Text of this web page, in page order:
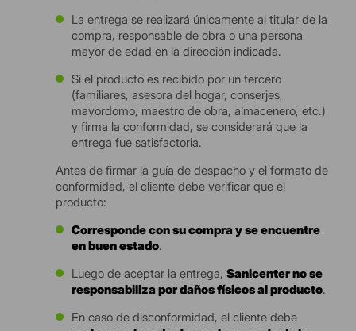
La entrega se realizará únicamente al titular de la
compra, responsable de obra o una persona
mayor de edad en la dirección indicada.
Si el producto es recibido por un tercero
(familiares, asesora del hogar, conserjes,
mayordomo, maestro de obra, almacenero, etc.)
y firma la conformidad, se considerará que la
entrega fue satisfactoria.
Antes de firmar la guía de despacho y el formato de
conformidad, el cliente debe verificar que el
producto:
Corresponde con su compra y se encuentre
en buen estado.
Luego de aceptar la entrega, Sanicenter no se
responsabiliza por daños físicos al producto.
En caso de disconformidad, el cliente debe